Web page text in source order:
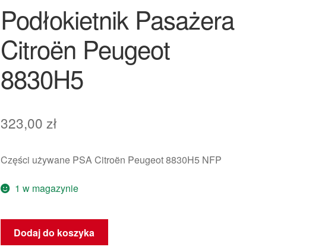
Podłokietnik Pasażera
Citroën Peugeot
8830H5
323,00 zł
Części używane PSA Citroën Peugeot 8830H5 NFP
1 w magazynie
ilość
Podłokietnik
Dodaj do koszyka